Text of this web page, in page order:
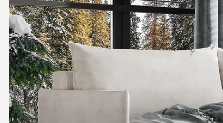
Кровати 160 х 200 с ящиками
Кровати 180 х 200 с ящиками
Кровати 200 х 200 с ящиками